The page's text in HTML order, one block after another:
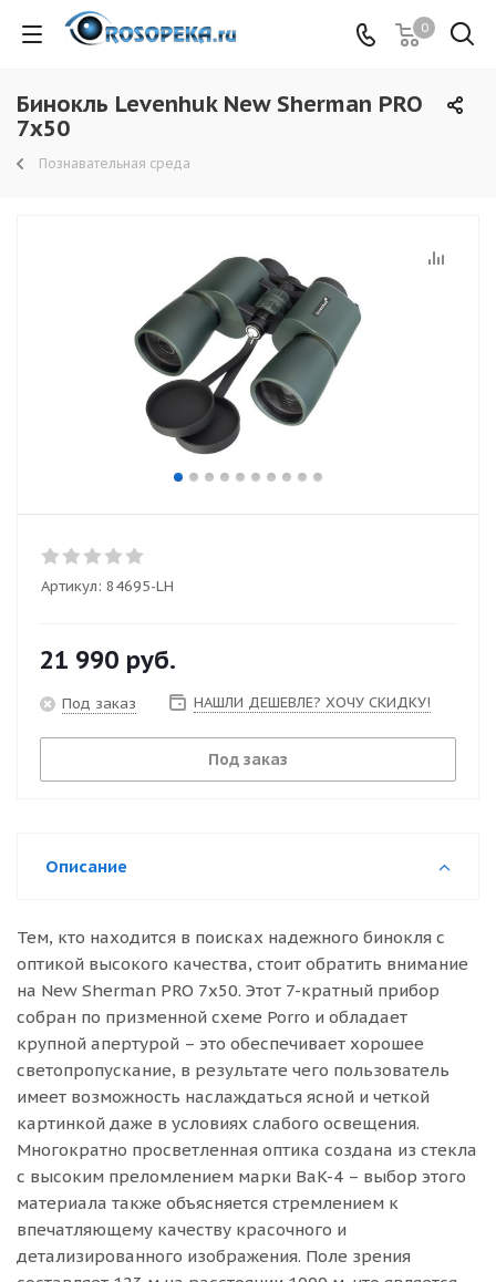
0
Бинокль Levenhuk New Sherman PRO
7x50
Познавательная среда
Артикул: 84695-LH
21 990 руб.
Под заказ НАШЛИ ДЕШЕВЛЕ? ХОЧУ СКИДКУ!
Под заказ
Описание
Тем, кто находится в поисках надежного бинокля с
оптикой высокого качества, стоит обратить внимание
на New Sherman PRO 7x50. Этот 7-кратный прибор
собран по призменной схеме Porro и обладает
крупной апертурой – это обеспечивает хорошее
светопропускание, в результате чего пользователь
имеет возможность наслаждаться ясной и четкой
картинкой даже в условиях слабого освещения.
Многократно просветленная оптика создана из стекла
с высоким преломлением марки BaK-4 – выбор этого
материала также объясняется стремлением к
впечатляющему качеству красочного и
детализированного изображения. Поле зрения